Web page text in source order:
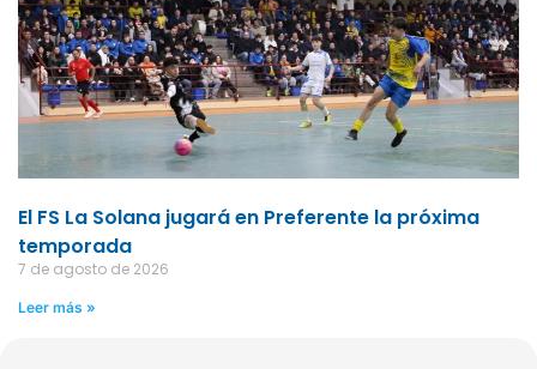
El FS La Solana jugará en Preferente la próxima
temporada
7 de agosto de 2026
Leer más »